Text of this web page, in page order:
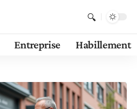
Entreprise Habillement